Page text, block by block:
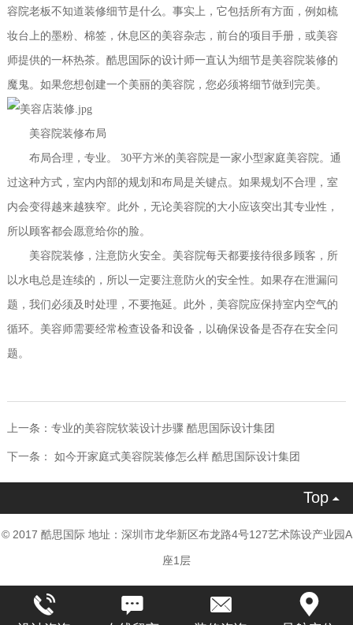
容院老板不知道装修细节是什么。事实上，它包括所有方面，例如梳
妆台上的墨粉、棉签，休息区的美容杂志，前台的项目手册，或美容
师提供的一杯热茶。酷思国际的设计师一直认为细节是美容院装修的
魔鬼。如果您想创建一个美丽的美容院，您必须将细节做到完美。
美容院装修布局
布局合理，专业。 30平方米的美容院是一家小型家庭美容院。通
过这种方式，室内内部的规划和布局是关键点。如果规划不合理，室
内会变得越来越狭窄。此外，无论美容院的大小应该突出其专业性，
所以顾客都会愿意给你的脸。
美容院装修，注意防火安全。美容院每天都要接待很多顾客，所
以水电总是连续的，所以一定要注意防火的安全性。如果存在泄漏问
题，我们必须及时处理，不要拖延。此外，美容院应保持室内空气的
循环。美容师需要经常检查设备和设备，以确保设备是否存在安全问
题。
上一条： 专业的美容院软装设计步骤 酷思国际设计集团
下一条： 如今开家庭式美容院装修怎么样 酷思国际设计集团
Top
© 2017 酷思国际 地址：深圳市龙华新区布龙路4号127艺术陈设产业园A
座1层